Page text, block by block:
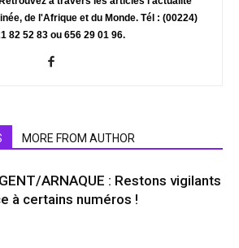
de l'Afrique et du Monde. Tél : (00224)
82 52 83 ou 656 29 01 96.
MORE FROM AUTHOR
ARNAQUE : Restons vigilants
à certains numéros !